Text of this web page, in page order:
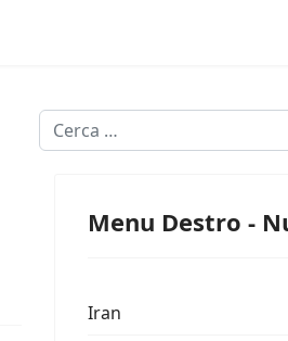
Cerca
Menu Destro -
Iran